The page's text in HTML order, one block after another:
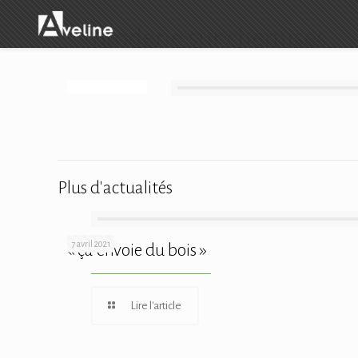
Broderie sur chemises
Plus d'actualités
7 avril 2021
« ça envoie du bois »
Lire l'article